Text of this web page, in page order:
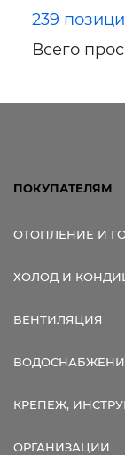
239
Всего
ПОКУПАТЕЛЯМ
ОТОПЛЕНИЕ И
ХОЛОД И
ВЕНТИЛЯЦИЯ
КРЕПЕЖ,
ОРГАНИЗАЦИИ